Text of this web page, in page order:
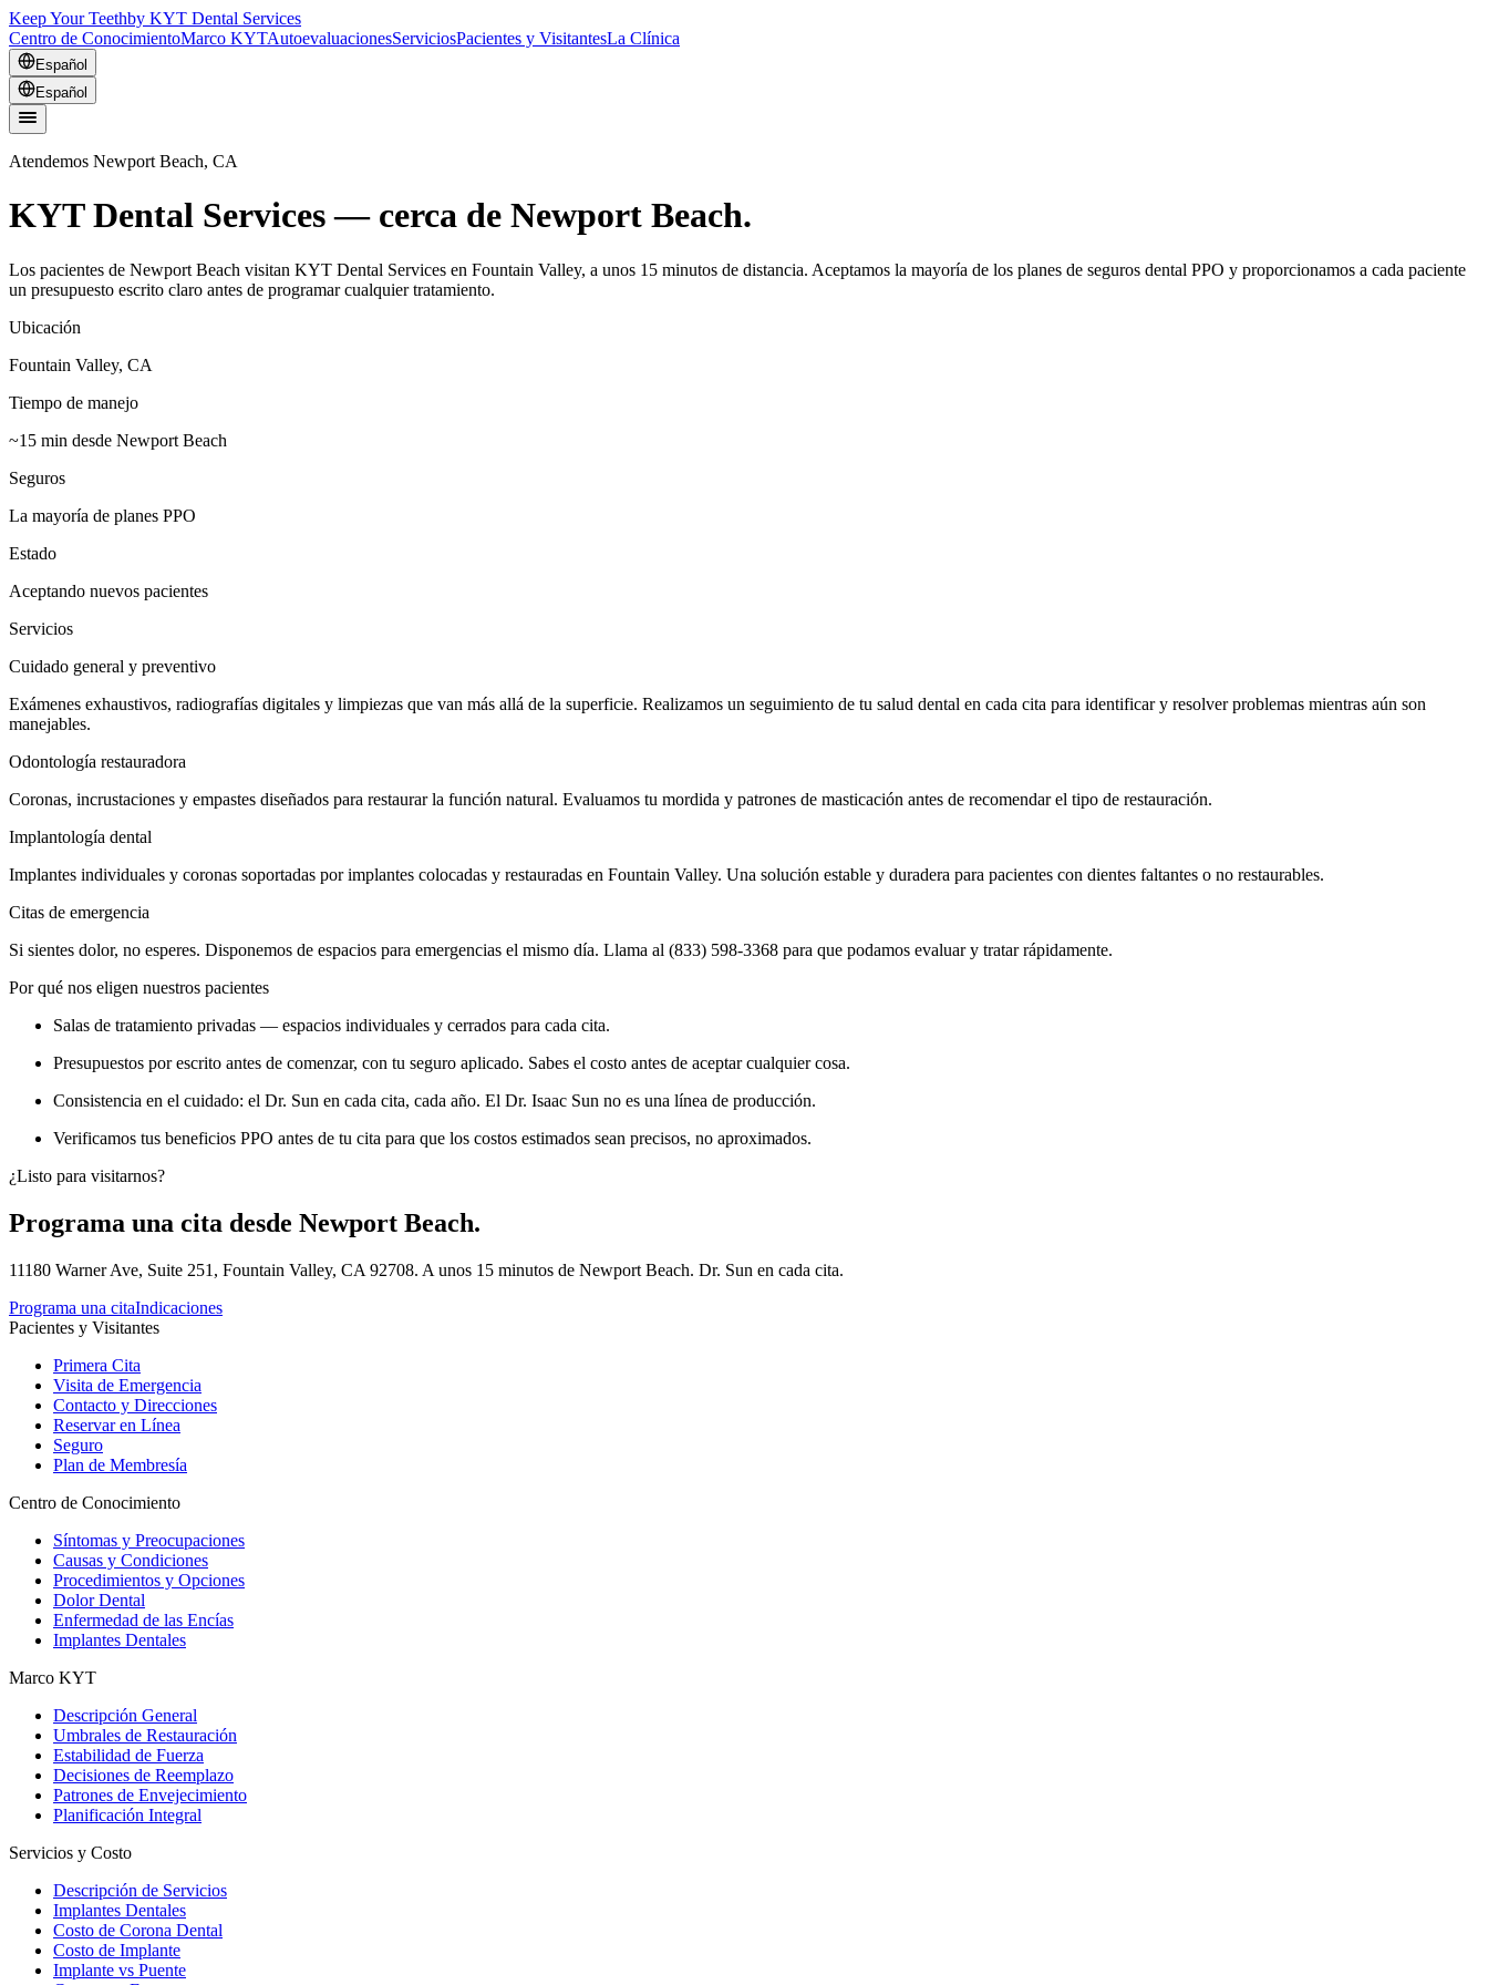
Keep Your Teethby KYT Dental Services
Centro de ConocimientoMarco KYTAutoevaluacionesServiciosPacientes y VisitantesLa Clínica
Español
Español
Atendemos Newport Beach, CA
KYT Dental Services — cerca de Newport Beach.
Los pacientes de Newport Beach visitan KYT Dental Services en Fountain Valley, a unos 15 minutos de distancia. Aceptamos la mayoría de los planes de seguros dental PPO y proporcionamos a cada paciente
un presupuesto escrito claro antes de programar cualquier tratamiento.
Ubicación
Fountain Valley, CA
Tiempo de manejo
~15 min desde Newport Beach
Seguros
La mayoría de planes PPO
Estado
Aceptando nuevos pacientes
Servicios
Cuidado general y preventivo
Exámenes exhaustivos, radiografías digitales y limpiezas que van más allá de la superficie. Realizamos un seguimiento de tu salud dental en cada cita para identificar y resolver problemas mientras aún son
manejables.
Odontología restauradora
Coronas, incrustaciones y empastes diseñados para restaurar la función natural. Evaluamos tu mordida y patrones de masticación antes de recomendar el tipo de restauración.
Implantología dental
Implantes individuales y coronas soportadas por implantes colocadas y restauradas en Fountain Valley. Una solución estable y duradera para pacientes con dientes faltantes o no restaurables.
Citas de emergencia
Si sientes dolor, no esperes. Disponemos de espacios para emergencias el mismo día. Llama al (833) 598-3368 para que podamos evaluar y tratar rápidamente.
Por qué nos eligen nuestros pacientes
Salas de tratamiento privadas — espacios individuales y cerrados para cada cita.
Presupuestos por escrito antes de comenzar, con tu seguro aplicado. Sabes el costo antes de aceptar cualquier cosa.
Consistencia en el cuidado: el Dr. Sun en cada cita, cada año. El Dr. Isaac Sun no es una línea de producción.
Verificamos tus beneficios PPO antes de tu cita para que los costos estimados sean precisos, no aproximados.
¿Listo para visitarnos?
Programa una cita desde Newport Beach.
11180 Warner Ave, Suite 251, Fountain Valley, CA 92708. A unos 15 minutos de Newport Beach. Dr. Sun en cada cita.
Programa una citaIndicaciones
Pacientes y Visitantes
Primera Cita
Visita de Emergencia
Contacto y Direcciones
Reservar en Línea
Seguro
Plan de Membresía
Centro de Conocimiento
Síntomas y Preocupaciones
Causas y Condiciones
Procedimientos y Opciones
Dolor Dental
Enfermedad de las Encías
Implantes Dentales
Marco KYT
Descripción General
Umbrales de Restauración
Estabilidad de Fuerza
Decisiones de Reemplazo
Patrones de Envejecimiento
Planificación Integral
Servicios y Costo
Descripción de Servicios
Implantes Dentales
Costo de Corona Dental
Costo de Implante
Implante vs Puente